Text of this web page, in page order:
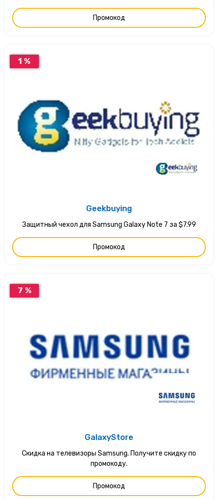
Промокод
1 %
Geekbuying
Защитный чехол для Samsung Galaxy Note 7 за $7.99
Промокод
7 %
GalaxyStore
Скидка на телевизоры Samsung. Получите скидку по
промокоду.
Промокод